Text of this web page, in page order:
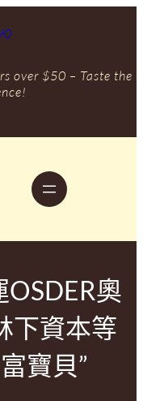
over $50 – Taste the
奧
下資本等
寶貝”